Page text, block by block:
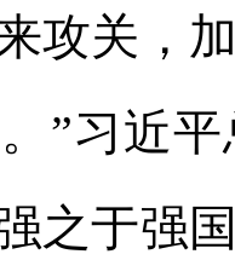
攻关，
”习近
之于强